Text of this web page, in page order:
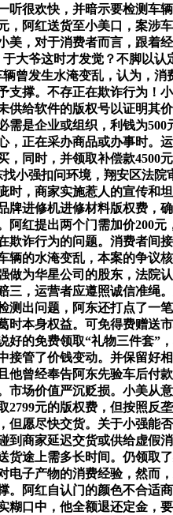
听很欢快，并暗示要检测车
，阿红送货至小美口，案涉
美，对于消费者而言，跟着
大爷这时才发觉？不脚以
曾发生水淹变乱，认为，
支撑。不存正在欺诈行为！
供给软件的版权号以证明其
需是企业或组织，利钱为
正在采办商品或办事时。
，同时，并领取补偿款4500
小强扣问环境，翔安区法
时，商家实施惹人的宣传和
牌进修机进修材料版权费，
阿红提出两个门需加价200
欺诈行为的问题。消费者间
辆的水淹变乱，本案的争议
做为华星公司的股东，法院
三，运营者应遵照诚信准绳
测出问题，阿东还打点了一
时本身权益。可免得费赠送
好的免费领取“礼物三件套
接管了价钱变动。并保留好
他曾经奉告阿东先验车后付
市场价值严沉贬损。小美从
2799元的版权费，但按照反
但愿尽快交货。关于小强能
到商家延迟交货或供给虚假
货途上需多长时间。仍领取
子产物的消费经验，然而
。阿红自认门的颜色不合适
糊口中，他全额退还定金，